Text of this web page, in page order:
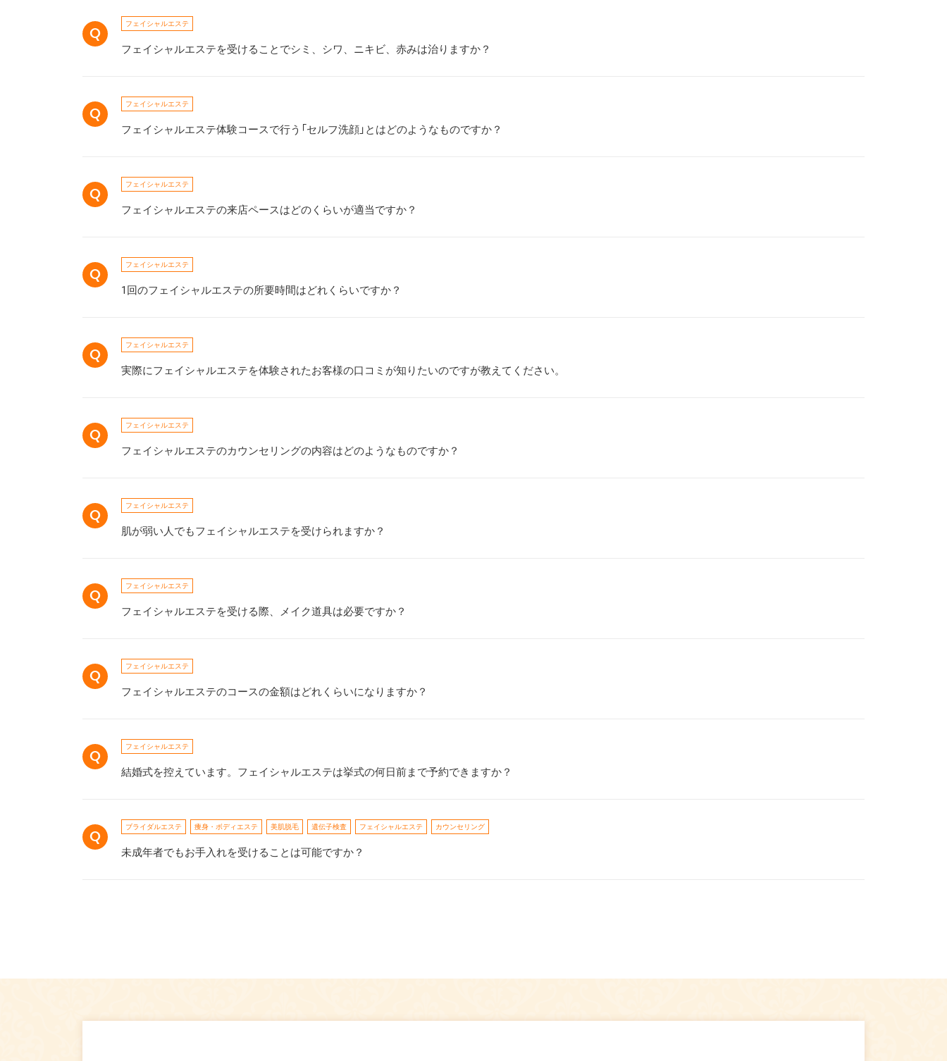
フェイシャルエステ
フェイシャルエステを受けることでシミ、シワ、ニキビ、赤みは治りますか？
フェイシャルエステ
フェイシャルエステ体験コースで行う「セルフ洗顔」とはどのようなものですか？
フェイシャルエステ
フェイシャルエステの来店ペースはどのくらいが適当ですか？
フェイシャルエステ
1回のフェイシャルエステの所要時間はどれくらいですか？
フェイシャルエステ
実際にフェイシャルエステを体験されたお客様の口コミが知りたいのですが教えてください。
フェイシャルエステ
フェイシャルエステのカウンセリングの内容はどのようなものですか？
フェイシャルエステ
肌が弱い人でもフェイシャルエステを受けられますか？
フェイシャルエステ
フェイシャルエステを受ける際、メイク道具は必要ですか？
フェイシャルエステ
フェイシャルエステのコースの金額はどれくらいになりますか？
フェイシャルエステ
結婚式を控えています。フェイシャルエステは挙式の何日前まで予約できますか？
ブライダルエステ 痩身・ボディエステ 美肌脱毛 遺伝子検査 フェイシャルエステ カウンセリング
未成年者でもお手入れを受けることは可能ですか？